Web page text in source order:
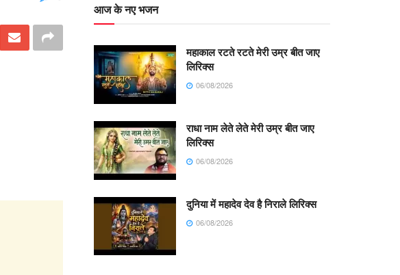
आज के नए भजन
महाकाल रटते रटते मेरी उम्र बीत जाए
लिरिक्स
06/08/2026
राधा नाम लेते लेते मेरी उम्र बीत जाए
लिरिक्स
06/08/2026
दुनिया में महादेव देव है निराले लिरिक्स
06/08/2026